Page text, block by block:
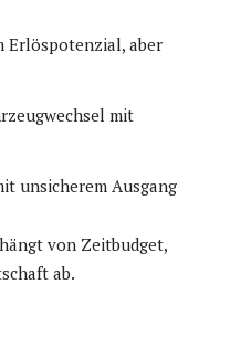
Erlöspotenzial, aber
mit
unsicherem Ausgang
von Zeitbudget,
ab.